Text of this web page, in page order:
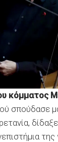
κόμματος
σπούδασε
της